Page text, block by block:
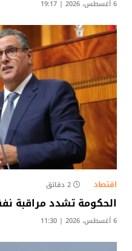
6 أغسطس، 2026 | 19:17
اقتصاد 2 دقائق
الحكومة تشدد مراقبة نفقات
6 أغسطس، 2026 | 11:30